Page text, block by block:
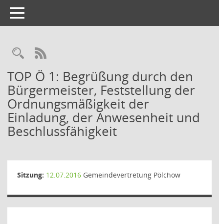
Toggle
navigation
TOP Ö 1: Begrüßung durch den
Bürgermeister, Feststellung der
Ordnungsmäßigkeit der
Einladung, der Anwesenheit und
Beschlussfähigkeit
Sitzung: 12.07.2016 Gemeindevertretung Pölchow